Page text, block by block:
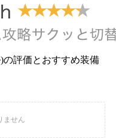
の評価とおすすめ装備